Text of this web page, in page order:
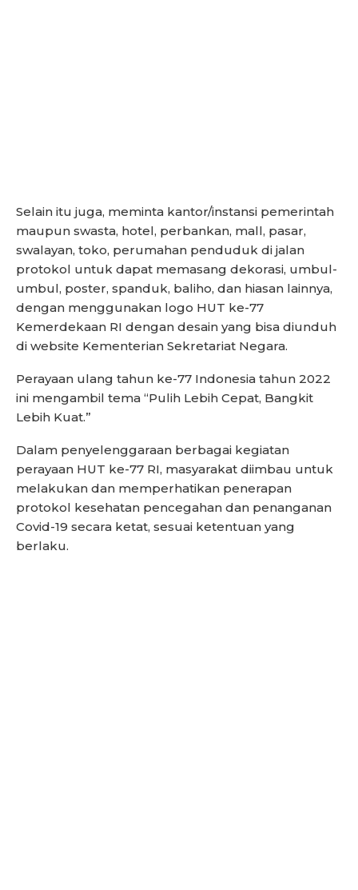
Selain itu juga, meminta kantor/instansi pemerintah
maupun swasta, hotel, perbankan, mall, pasar,
swalayan, toko, perumahan penduduk di jalan
protokol untuk dapat memasang dekorasi, umbul-
umbul, poster, spanduk, baliho, dan hiasan lainnya,
dengan menggunakan logo HUT ke-77
Kemerdekaan RI dengan desain yang bisa diunduh
di website Kementerian Sekretariat Negara.
Perayaan ulang tahun ke-77 Indonesia tahun 2022
ini mengambil tema “Pulih Lebih Cepat, Bangkit
Lebih Kuat.”
Dalam penyelenggaraan berbagai kegiatan
perayaan HUT ke-77 RI, masyarakat diimbau untuk
melakukan dan memperhatikan penerapan
protokol kesehatan pencegahan dan penanganan
Covid-19 secara ketat, sesuai ketentuan yang
berlaku.